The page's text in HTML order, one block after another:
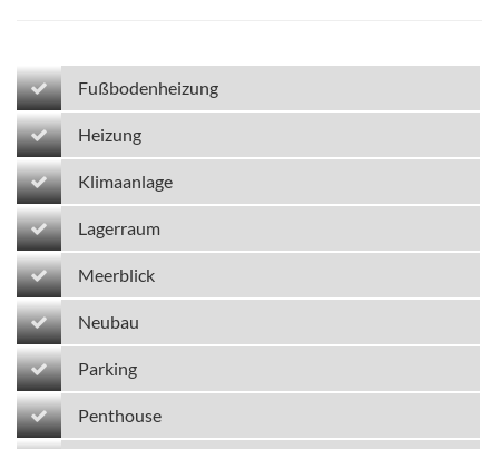
Fußbodenheizung
Heizung
Klimaanlage
Lagerraum
Meerblick
Neubau
Parking
Penthouse